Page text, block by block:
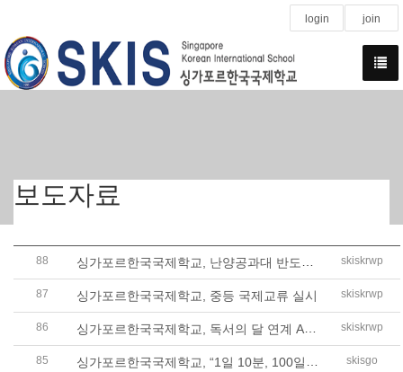
login join
보도자료
88 skiskrwp
87 싱가포르한국국제학교, 중등 국제교류 실시 skiskrwp
86 싱가포르한국국제학교, 독서의 달 연계 AFCC 체험학습 실시 skiskrwp
85 skisgo